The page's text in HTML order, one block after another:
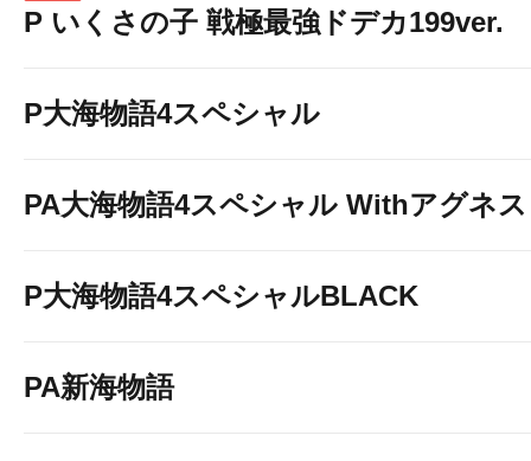
P いくさの子 戦極最強ドデカ199ver.
P大海物語4スペシャル
PA大海物語4スペシャル Withアグネ
P大海物語4スペシャルBLACK
PA新海物語